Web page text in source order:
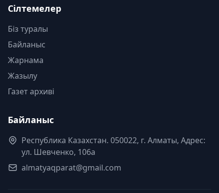
Сілтемелер
Біз туралы
Байланыс
Жарнама
Жазылу
Газет архиві
Байланыс
Республика Казахстан. 050022, г. Алматы, Адрес:
ул. Шевченко, 106а
almatyaqparat@gmail.com